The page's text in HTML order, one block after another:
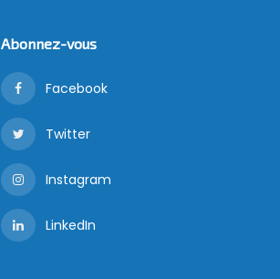
Abonnez-vous
Facebook
Twitter
Instagram
LinkedIn